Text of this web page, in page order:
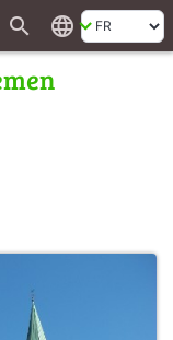
search language